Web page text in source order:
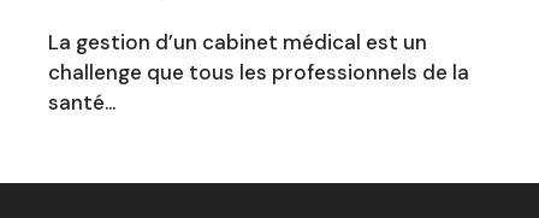
La gestion d’un cabinet médical est un
challenge que tous les professionnels de la
santé…